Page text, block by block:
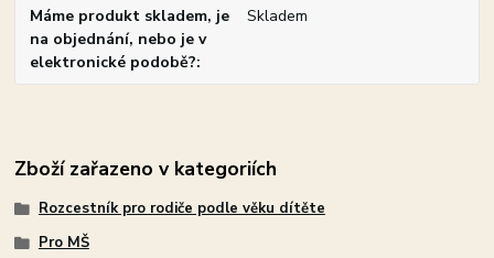
Máme produkt skladem, je
na objednání, nebo je v
elektronické podobě?
Skladem
Zboží zařazeno v kategoriích
Rozcestník pro rodiče podle věku dítěte
Pro MŠ